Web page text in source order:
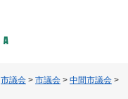
市議会 > 市議会 > 中間市議会 >